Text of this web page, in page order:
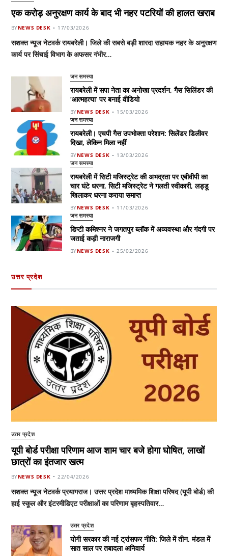
एक करोड़ अनुरक्षण कार्य के बाद भी नहर पटरियों की हालत खराब
BYNEWS DESK 17/03/2026
सशक्त न्यूज नेटवर्क रायबरेली। जिले की सबसे बड़ी शारदा सहायक नहर के अनुरक्षण
कार्य पर सिंचाई विभाग के अफसर गंभीर…
जन समस्या
रायबरेली में सपा नेता का अनोखा प्रदर्शन, गैस सिलिंडर की
‘आत्महत्या’ पर बनाई वीडियो
BYNEWS DESK 15/03/2026
जन समस्या
रायबरेली। एचपी गैस उपभोक्ता परेशान: सिलेंडर डिलीवर
दिखा, लेकिन मिला नहीं
BYNEWS DESK 13/03/2026
जन समस्या
रायबरेली में सिटी मजिस्ट्रेट की अभद्रता पर एबीवीपी का
चार घंटे धरना, सिटी मजिस्ट्रेट ने गलती स्वीकारी, लड्डू
खिलाकर धरना कराया समाप्त
BYNEWS DESK 11/03/2026
जन समस्या
डिप्टी कमिश्नर ने जगतपुर ब्लॉक में अव्यवस्था और गंदगी पर
जताई कड़ी नाराजगी
BYNEWS DESK 25/02/2026
उत्तर प्रदेश
उत्तर प्रदेश
यूपी बोर्ड परीक्षा परिणाम आज शाम चार बजे होगा घोषित, लाखों
छात्रों का इंतजार खत्म
BYNEWS DESK 22/04/2026
सशक्त न्यूज नेटवर्क प्रयागराज। उत्तर प्रदेश माध्यमिक शिक्षा परिषद (यूपी बोर्ड) की
हाई स्कूल और इंटरमीडिएट परीक्षाओं का परिणाम बृहस्पतिवार…
उत्तर प्रदेश
योगी सरकार की नई ट्रांसफर नीति: जिले में तीन, मंडल में
सात साल पर तबादला अनिवार्य